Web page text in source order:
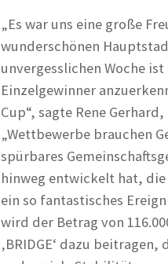
„Es war uns eine große
wunderschönen
unvergesslichen Woche
Einzelgewinner
Cup“, sagte Rene
„Wettbewerbe brauchen
spürbares
hinweg entwickelt hat,
ein so fantastisches
wird der Betrag von
‚BRIDGE‘ dazu